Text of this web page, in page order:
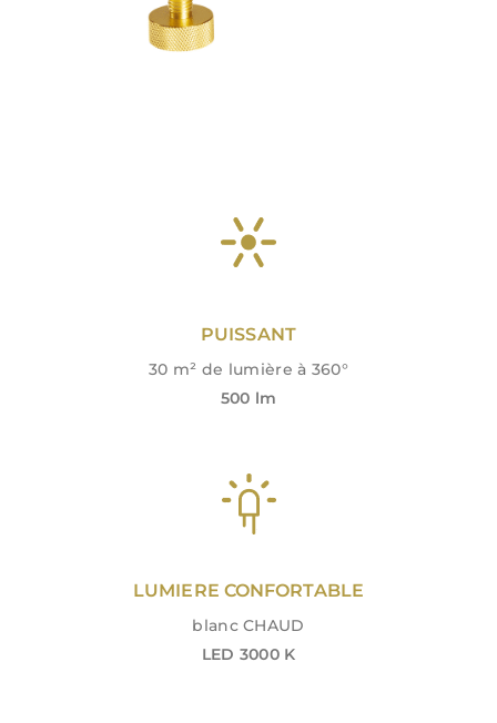
PUISSANT
30 m² de lumière à 360°
500 lm
LUMIERE CONFORTABLE
blanc CHAUD
LED 3000 K